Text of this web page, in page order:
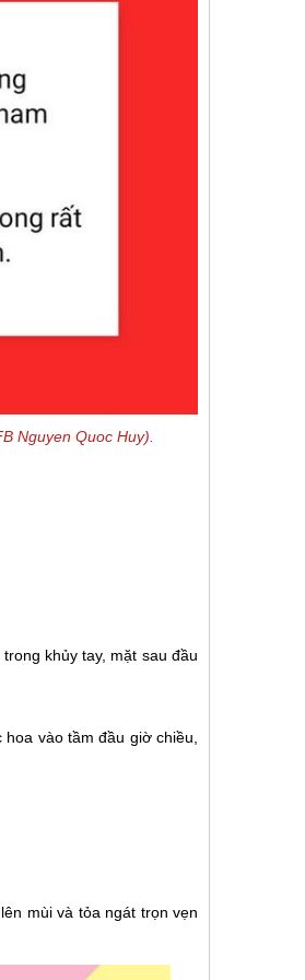
Nguyen Quoc Huy).
khủy tay, mặt sau đầu
vào tầm đầu giờ chiều,
mùi và tỏa ngát trọn vẹn